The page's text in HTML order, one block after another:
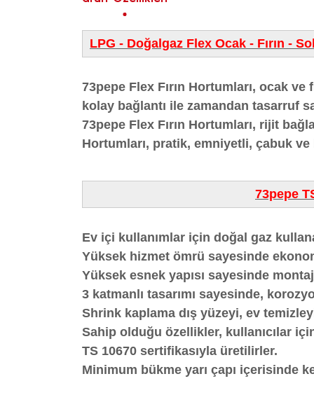
LPG - Doğalgaz Flex Ocak - Fırın -
73pepe Flex Fırın Hortumları, ocak
kolay bağlantı ile zamandan tasarruf
73pepe Flex Fırın Hortumları, rijit
Hortumları, pratik, emniyetli, çabuk
73pepe
Ev içi kullanımlar için doğal gaz
Yüksek hizmet ömrü sayesinde
Yüksek esnek yapısı sayesinde
3 katmanlı tasarımı sayesinde,
Shrink kaplama dış yüzeyi, ev
Sahip olduğu özellikler, kullanıcılar
TS 10670 sertifikasıyla üretilirler.
Minimum bükme yarı çapı içerisinde